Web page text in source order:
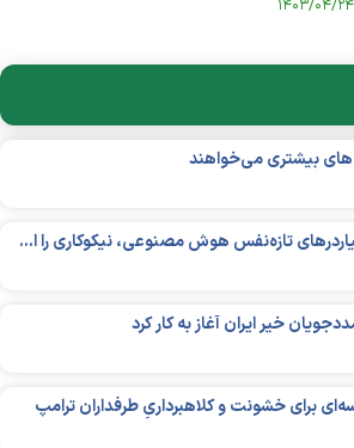
بیشتری می‌خواهند
گزارش نیویورک‌تایمز: میلیاردر‌های تازه‌نفس هوش مصنوعی، نیکوکاری را انتخاب می‌کنند؟
خیر ایران آغاز به کار کرد
برای خشونت و کلاهبرداریِ طرفداران ترامپ